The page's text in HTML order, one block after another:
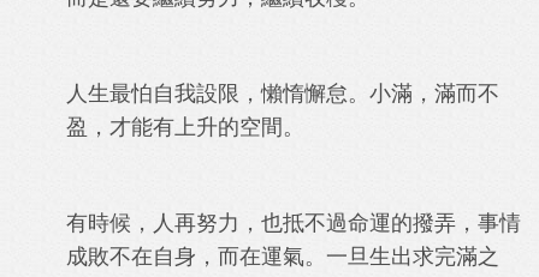
人生最怕自我設限，懶惰懈怠。小滿，滿而不
盈，才能有上升的空間。
有時候，人再努力，也抵不過命運的撥弄，事情
成敗不在自身，而在運氣。一旦生出求完滿之